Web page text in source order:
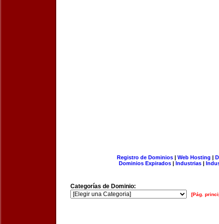
Registro de Dominios| Web Hosting |
Dominios Expirados | Industrias |
Categorías de Dominio:
[Pág.